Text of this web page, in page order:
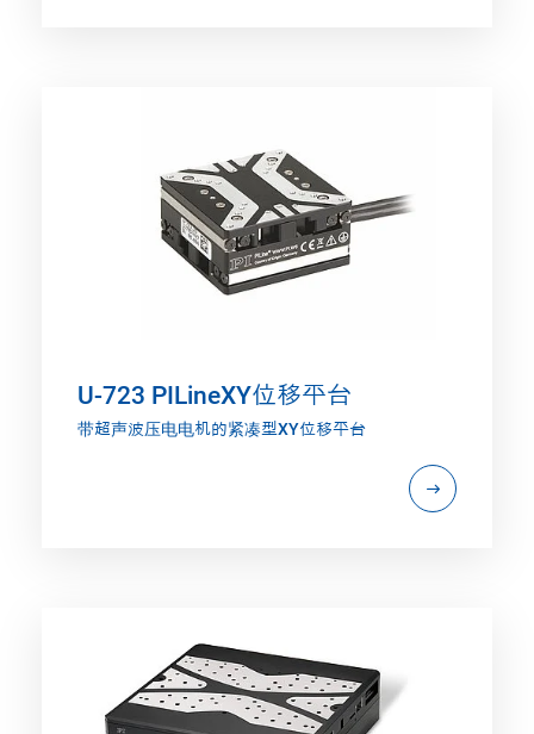
U-723 PILineXY位移平台
带超声波压电电机的紧凑型XY位移平台